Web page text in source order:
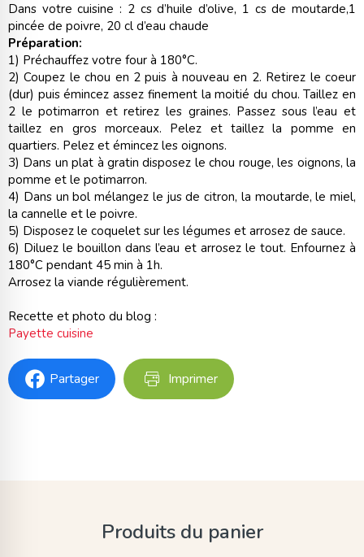
Dans votre cuisine : 2 cs d’huile d’olive, 1 cs de moutarde,1
pincée de poivre, 20 cl d’eau chaude
Préparation:
1) Préchauffez votre four à 180°C.
2) Coupez le chou en 2 puis à nouveau en 2. Retirez le coeur
(dur) puis émincez assez finement la moitié du chou. Taillez en
2 le potimarron et retirez les graines. Passez sous l’eau et
taillez en gros morceaux. Pelez et taillez la pomme en
quartiers. Pelez et émincez les oignons.
3) Dans un plat à gratin disposez le chou rouge, les oignons, la
pomme et le potimarron.
4) Dans un bol mélangez le jus de citron, la moutarde, le miel,
la cannelle et le poivre.
5) Disposez le coquelet sur les légumes et arrosez de sauce.
6) Diluez le bouillon dans l’eau et arrosez le tout. Enfournez à
180°C pendant 45 min à 1h.
Arrosez la viande régulièrement.
Recette et photo du blog :
Payette cuisine
Partager Imprimer
Produits du panier